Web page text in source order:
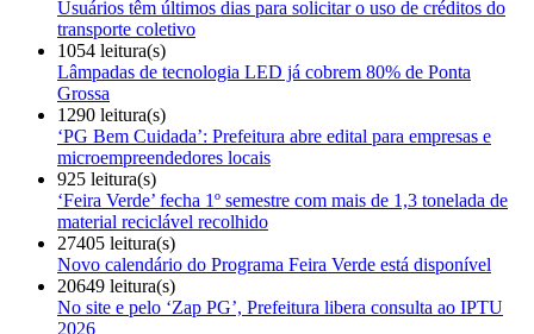
Usuários têm últimos dias para solicitar o uso de créditos do
transporte coletivo
1054 leitura(s)
Lâmpadas de tecnologia LED já cobrem 80% de Ponta
Grossa
1290 leitura(s)
‘PG Bem Cuidada’: Prefeitura abre edital para empresas e
microempreendedores locais
925 leitura(s)
‘Feira Verde’ fecha 1º semestre com mais de 1,3 tonelada de
material reciclável recolhido
27405 leitura(s)
Novo calendário do Programa Feira Verde está disponível
20649 leitura(s)
No site e pelo ‘Zap PG’, Prefeitura libera consulta ao IPTU
2026